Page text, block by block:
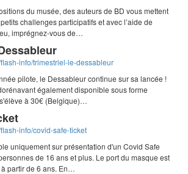
du musée, des auteurs de BD vous mettent
challenges participatifs et avec l’aide de
imprégnez-vous de…
info/trimestriel-le-dessableur
pilote, le Dessableur continue sur sa lancée !
également disponible sous forme
à 30€ (Belgique)…
info/covid-safe-ticket
uniquement sur présentation d'un Covid Safe
de 16 ans et plus. Le port du masque est
partir de 6 ans. En…